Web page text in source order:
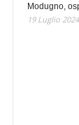
Modugno,
19 Luglio 2024